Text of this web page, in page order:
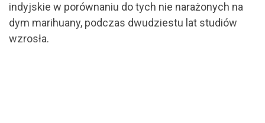
indyjskie w porównaniu do tych nie narażonych na
dym marihuany, podczas dwudziestu lat studiów
wzrosła.